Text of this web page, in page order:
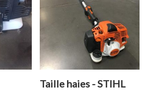
Taille haies - STIHL